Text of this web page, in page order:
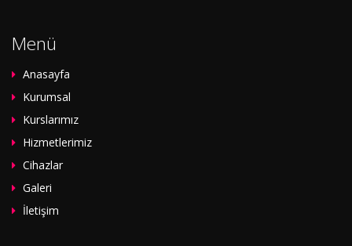
Menü
Anasayfa
Kurumsal
Kurslarımız
Hizmetlerimiz
Cihazlar
Galeri
İletişim